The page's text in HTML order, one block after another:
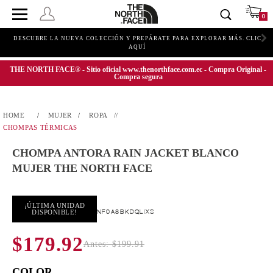
0
DESCUBRE LA NUEVA COLECCIÓN Y PREPÁRATE PARA EXPLORAR MÁS. CLIC
AQUÍ
THE NORTH FACE® - Sitio oficial www.thenorthface.com.ec - Compra Original -
Compra segura
MUJER
ROPA
CHOMPAS TÉRMICAS
CHOMPA ANTORA RAIN JACKET BLANCO
MUJER THE NORTH FACE
¡ÚLTIMA UNIDAD
DISPONIBLE!
NF0A8BKDQLIXS
$179.92 Antes: $199.91